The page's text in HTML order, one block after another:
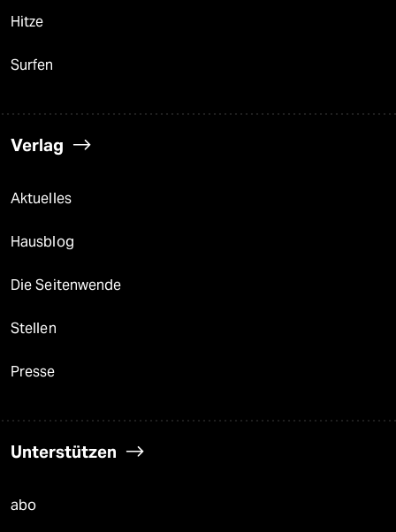
Hitze
Surfen
Verlag
Aktuelles
Hausblog
Die Seitenwende
Stellen
Presse
Unterstützen
abo